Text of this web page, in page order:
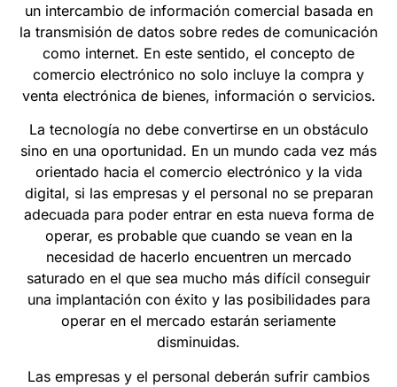
un intercambio de información comercial basada en
la transmisión de datos sobre redes de comunicación
como internet. En este sentido, el concepto de
comercio electrónico no solo incluye la compra y
venta electrónica de bienes, información o servicios.
La tecnología no debe convertirse en un obstáculo
sino en una oportunidad. En un mundo cada vez más
orientado hacia el comercio electrónico y la vida
digital, si las empresas y el personal no se preparan
adecuada para poder entrar en esta nueva forma de
operar, es probable que cuando se vean en la
necesidad de hacerlo encuentren un mercado
saturado en el que sea mucho más difícil conseguir
una implantación con éxito y las posibilidades para
operar en el mercado estarán seriamente
disminuidas.
Las empresas y el personal deberán sufrir cambios